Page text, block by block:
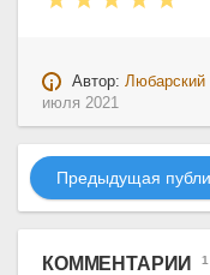
Автор:Любарский
июля 2021
Предыдущая
КОММЕНТАРИИ 1